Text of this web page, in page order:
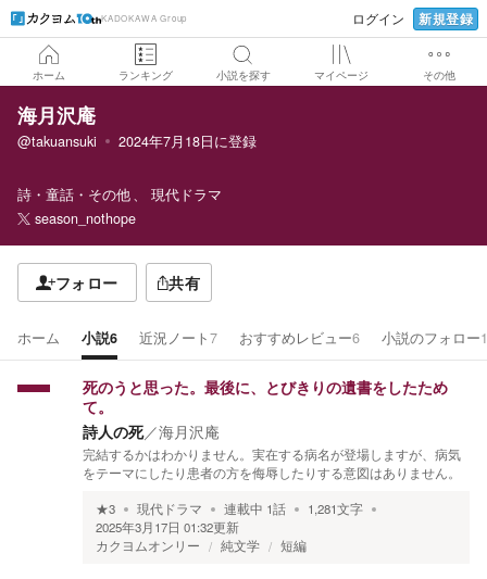
KADOKAWA Group ログイン 新規登録
ホーム ランキング 小説を探す マイページ その他
海月沢庵
@takuansuki 2024年7月18日に登録
詩・童話・その他
現代ドラマ
season_nothope
フォロー 共有
ホーム 小説6 近況ノート7 おすすめレビュー6 小説のフォロー1
死のうと思った。最後に、とびきりの遺書をしたため
て。
詩人の死／海月沢庵
完結するかはわかりません。実在する病名が登場しますが、病気
をテーマにしたり患者の方を侮辱したりする意図はありません。
★3 現代ドラマ 連載中 1話 1,281文字
2025年3月17日 01:32更新
カクヨムオンリー
純文学 短編